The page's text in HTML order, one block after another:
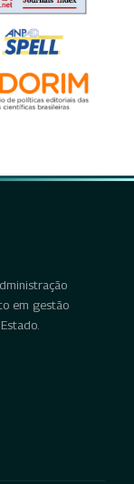
em gestão